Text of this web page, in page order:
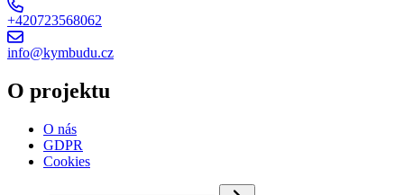
+420723568062
info@kymbudu.cz
O projektu
O nás
GDPR
Cookies